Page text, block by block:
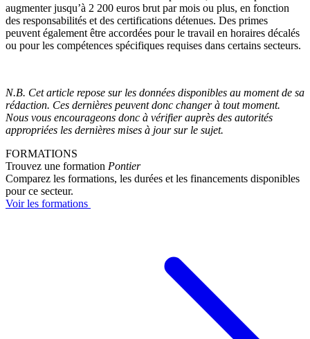
augmenter jusqu’à 2 200 euros brut par mois ou plus, en fonction
des responsabilités et des certifications détenues. Des primes
peuvent également être accordées pour le travail en horaires décalés
ou pour les compétences spécifiques requises dans certains secteurs.
N.B. Cet article repose sur les données disponibles au moment de sa
rédaction. Ces dernières peuvent donc changer à tout moment.
Nous vous encourageons donc à vérifier auprès des autorités
appropriées les dernières mises à jour sur le sujet.
FORMATIONS
Trouvez une formation Pontier
Comparez les formations, les durées et les financements disponibles
pour ce secteur.
Voir les formations